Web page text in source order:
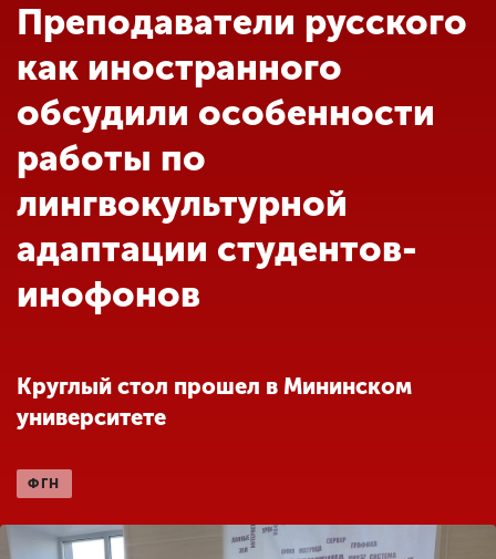
Абитуриенту
Обучение
Наука
Международная
деятельность
Другие виды
деятельности
Студенческая жизнь
Преподаватели русского
как иностранного
обсудили особенности
работы по
лингвокультурной
адаптации студентов-
инофонов
Круглый стол прошел в Мининском
университете
ФГН